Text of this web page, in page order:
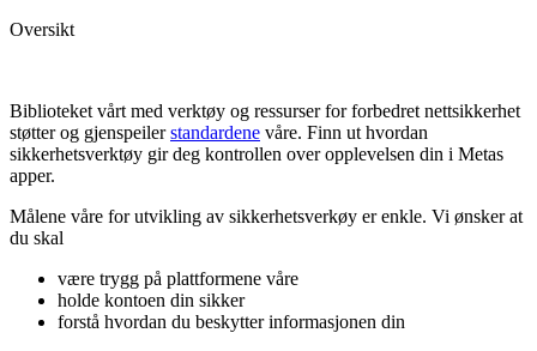
Oversikt
Biblioteket vårt med verktøy og ressurser for forbedret nettsikkerhet
støtter og gjenspeilerstandardene våre. Finn ut hvordan
sikkerhetsverktøy gir deg kontrollen over opplevelsen din i Metas
apper.
Målene våre for utvikling av sikkerhetsverkøy er enkle. Vi ønsker at
du skal
være trygg på plattformene våre
holde kontoen din sikker
forstå hvordan du beskytter informasjonen din